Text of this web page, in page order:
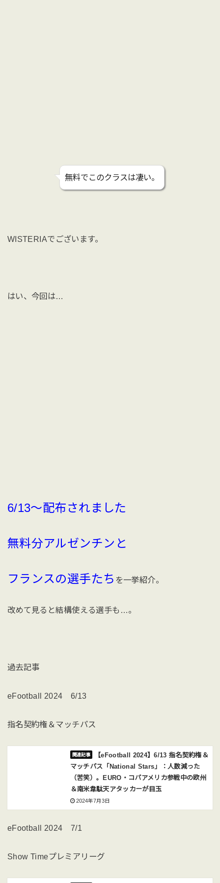
無料でこのクラスは凄い。
WISTERIAでございます。
はい、今回は…
6/13〜配布されました
無料分アルゼンチンと
フランスの選手たち を一挙紹介。
改めて見ると結構使える選手も…。
過去記事
eFootball 2024 6/13
指名契約権＆マッチパス
【eFootball 2024】6/13 指名契約権＆
マッチパス「National Stars」：人数減った
（苦笑）。EURO・コパアメリカ参戦中の欧州
＆南米韋駄天アタッカーが目玉
2024年7月3日
eFootball 2024 7/1
Show Timeプレミアリーグ